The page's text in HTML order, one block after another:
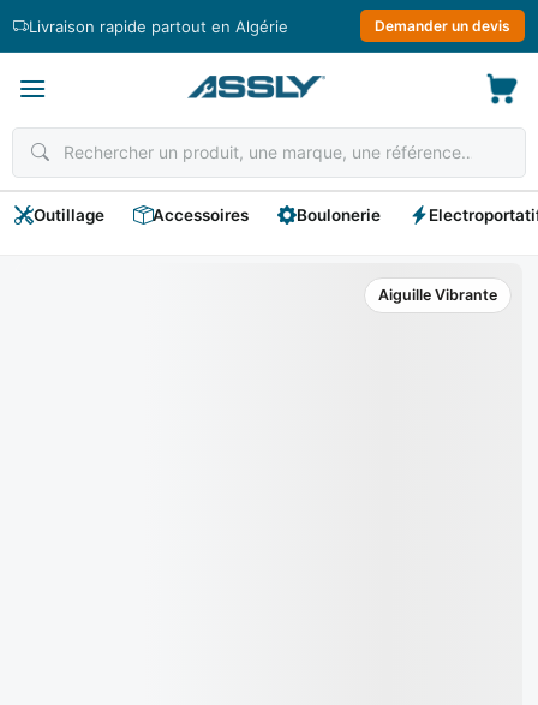
Livraison rapide partout en Algérie Demander un devis
Outillage Accessoires Boulonerie
Aiguille Vibrante